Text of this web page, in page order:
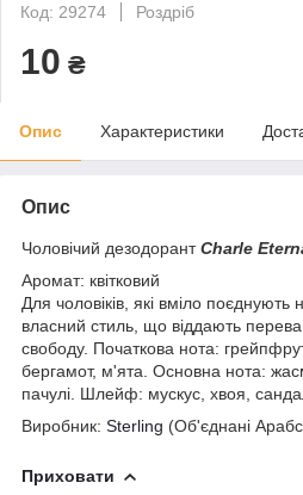
Код: 29274
Роздріб
10 ₴
Опис Характеристики
Опис
Чоловічий дезодорантCharle
Аромат: квітковий
Для чоловіків, які вміло поєднують
власний стиль, що віддають
свободу. Початкова нота:
бергамот, м'ята. Основна нота:
пачулі. Шлейф: мускус, хвоя,
Виробник: Sterling (Об'єднані
Приховати